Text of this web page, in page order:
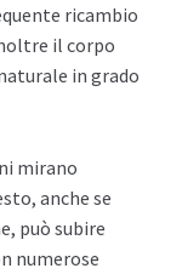
ricambio
il corpo
in grado
mirano
anche se
può subire
numerose